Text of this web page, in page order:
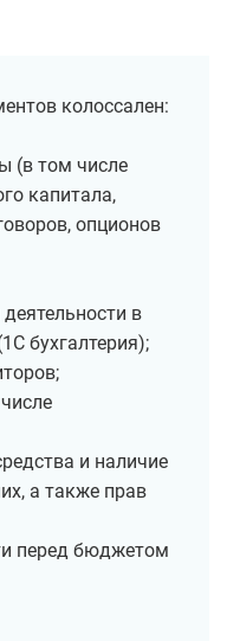
колоссален:
(в том числе
капитала,
опционов
в
бухгалтерия);
и наличие
а также прав
перед бюджетом